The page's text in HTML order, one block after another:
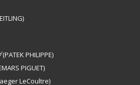
PHILIPPE)
PIGUET)
LeCoultre)